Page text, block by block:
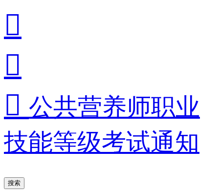


 公共营养师职业
技能等级考试通知
搜索